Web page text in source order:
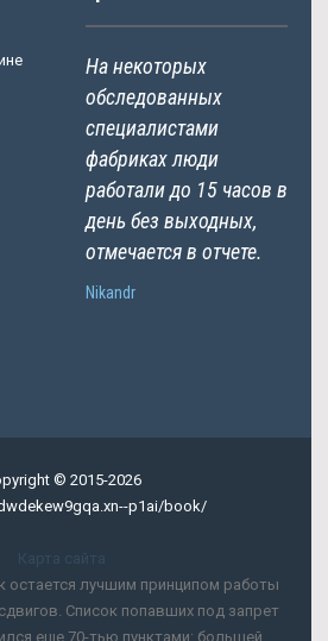
На некоторых
обследованных
специалистами
фабриках люди
работали до 15 часов в
день без выходных,
отмечается в отчете.
Nikandr
© 2015-2026
p1ai/book/
Карта сайта
остается лучшим принципом работы
Список попавших под запрет
еще 70-тью пунктами: большей